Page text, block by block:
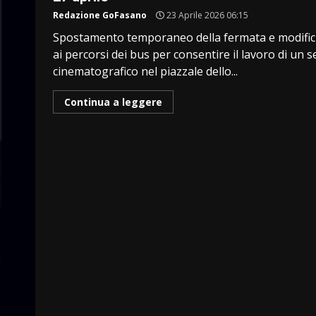
Redazione GoFasano 23 Aprile 2026 06:15
Spostamento temporaneo della fermata e
ai percorsi dei bus per consentire il lavoro di un
cinematografico nel piazzale dello...
Continua a leggere